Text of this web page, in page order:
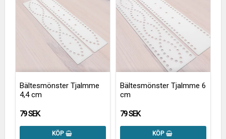
Bältesmönster Tjalmme
4,4 cm
79 SEK
KÖP
Bältesmönster Tjalmme 6
cm
79 SEK
KÖP